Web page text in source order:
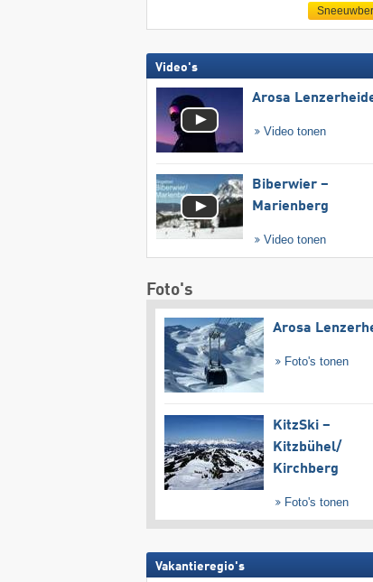
Video's
Arosa
Video tonen
Biberwier –
Marienberg
Video tonen
Foto's
Arosa
Foto's tonen
KitzSki –
Kitzbühel/​
Kirchberg
Foto's tonen
Vakantieregio's